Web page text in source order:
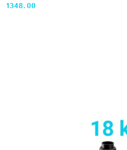
Cena:
1348.00